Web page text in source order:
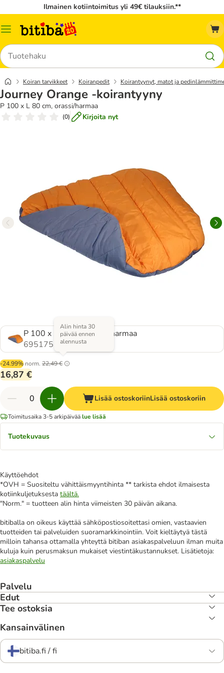
Ilmainen kotiintoimitus yli 49€ tilauksiin.**
Katalogivalikko
Hae
Koiran tarvikkeet Koiranpedit Koirantyynyt, matot ja
Journey Orange -koirantyyny
P 100 x L 80 cm, orassi/harmaa
(0) Kirjoita nyt
P 100 x L 80 cm, orassi/harmaa
695175.0
-24.99% norm. 22,49 €
Alin hinta 30
päivää ennen
alennusta
16,87 €
Lisää ostoskoriinLisää ostoskoriin
Toimitusaika 3-5 arkipäiväälue lisää
Tuotekuvaus
Käyttöehdot
*OVH = Suositeltu vähittäismyyntihinta ** tarkista ehdot ilmaisesta
kotiinkuljetuksesta täältä.
"Norm." = tuotteen alin hinta viimeisten 30 päivän aikana.
bitiballa on oikeus käyttää sähköpostiosoitettasi omien, vastaavien
tuotteiden tai palveluiden suoramarkkinointiin. Voit kieltäytyä tästä
milloin tahansa ottamalla yhteyttä bitiban asiakaspalveluun ilman muita
kuluja kuin perusmaksun mukaiset viestintäkustannukset. Lisätietoja:
asiakaspalvelu
Palvelu
Edut
Tee ostoksia
Kansainvälinen
bitiba.fi / fi